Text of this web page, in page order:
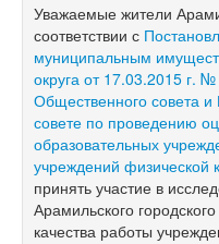
Уважаемые жители
соответствии с
муниципальным
округа от 17.03.2015 г.
Общественного совета
совете по проведению
образовательных
учреждений физической
принять участие в
Арамильского
качества работы